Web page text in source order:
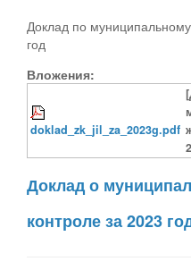
Доклад по
год
Вложения:
doklad_zk_jil_za_2023g.pdf
Доклад о
контроле за 2023